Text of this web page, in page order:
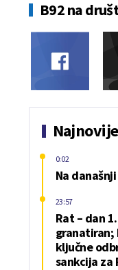
B92 na
Najnovije
Na
0:02
Rat – dan
granatiran;
ključne
sankcija za
23:57